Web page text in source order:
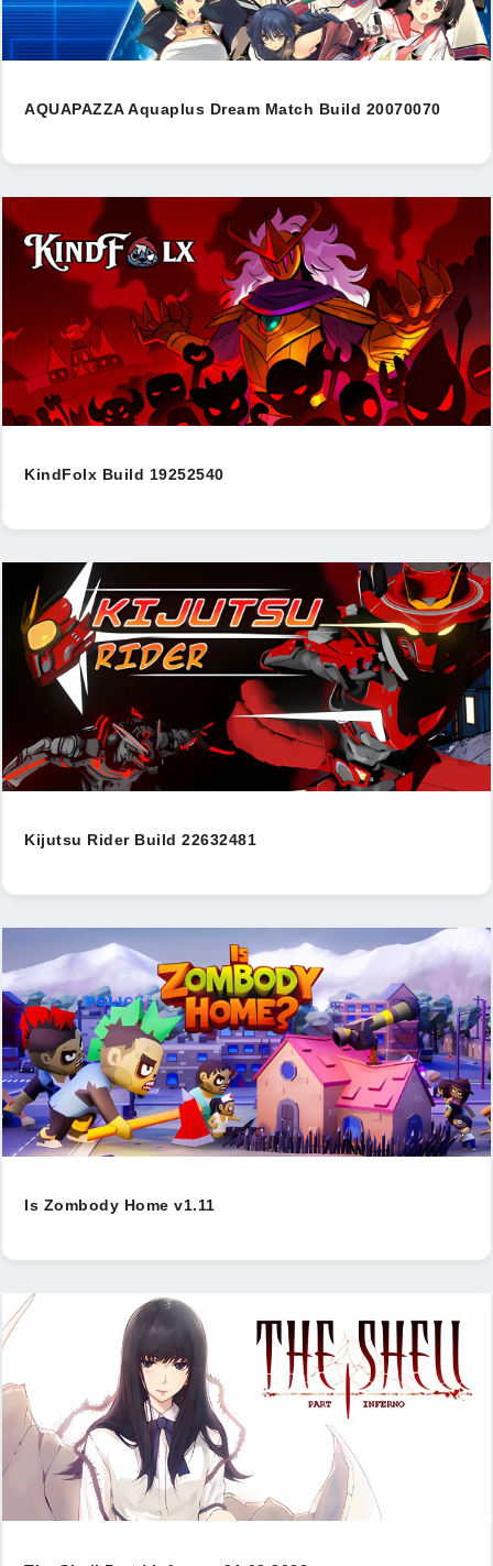
AQUAPAZZA Aquaplus Dream Match Build 20070070
KindFolx Build 19252540
Kijutsu Rider Build 22632481
Is Zombody Home v1.11